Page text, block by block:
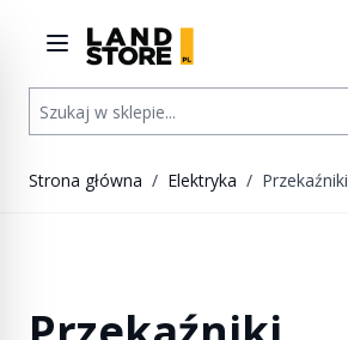
Szukaj w sklepie...
Strona główna / Elektryka / Przekaźniki